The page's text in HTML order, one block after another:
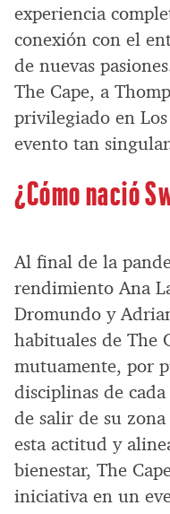
experiencia
conexión con el
de nuevas
The Cape, a
privilegiado en
evento tan
¿Cómo nació
Al final de la
rendimiento Ana
Dromundo y
habituales de The
mutuamente, por
disciplinas de
de salir de su
esta actitud y
bienestar, The
iniciativa en un